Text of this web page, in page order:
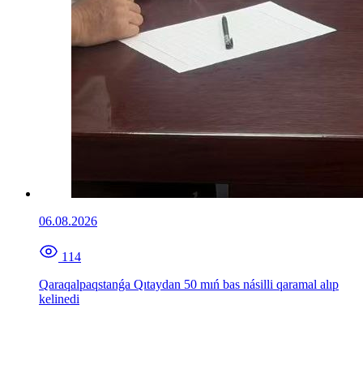
06.08.2026
114
Qaraqalpaqstanǵa Qıtaydan 50 mıń bas násilli qaramal alıp
kelinedi